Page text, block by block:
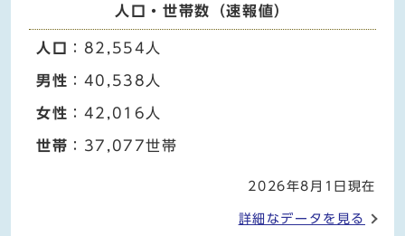
人口・世帯数（速報値）
人口 ：82,554人
男性 ：40,538人
女性 ：42,016人
世帯 ：37,077世帯
2026年8月1日現在
詳細なデータを見る